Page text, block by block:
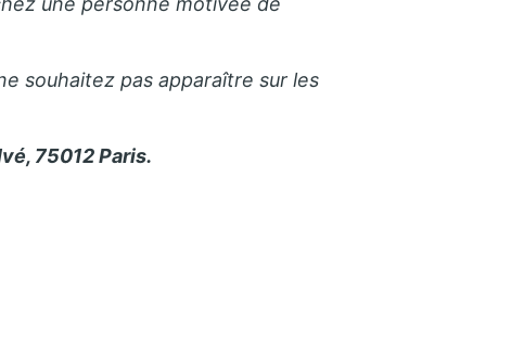
souhaitez pas apparaître sur les
75012 Paris.